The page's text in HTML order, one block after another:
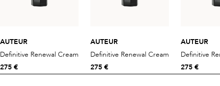
AUTEUR
Definitive Renewal Cream
275 €
AUTEUR
Definitive Renewal Cream
275 €
AUTEUR
Definitive
275 €